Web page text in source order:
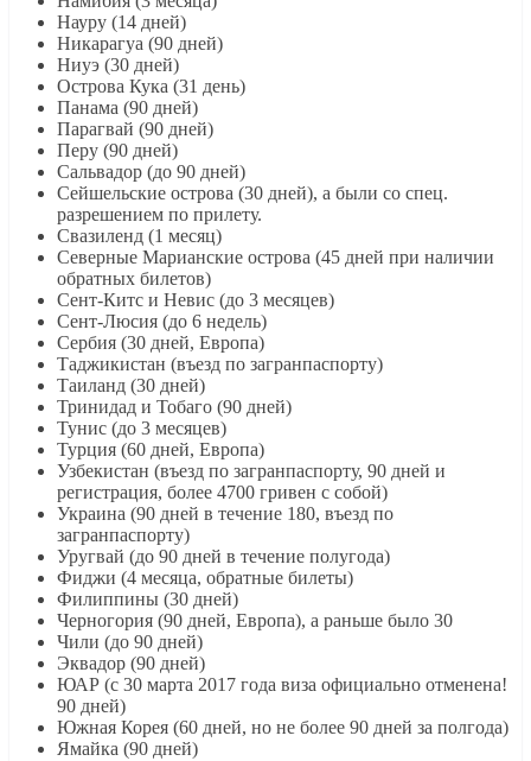
Науру (14 дней)
Никарагуа (90 дней)
Ниуэ (30 дней)
Острова Кука (31 день)
Панама (90 дней)
Парагвай (90 дней)
Перу (90 дней)
Сальвадор (до 90 дней)
Сейшельские острова (30 дней), а были со спец.
разрешением по прилету.
Свазиленд (1 месяц)
Северные Марианские острова (45 дней при наличии
обратных билетов)
Cент-Китс и Невис (до 3 месяцев)
Сент-Люсия (до 6 недель)
Сербия (30 дней, Европа)
Таджикистан (въезд по загранпаспорту)
Таиланд (30 дней)
Тринидад и Тобаго (90 дней)
Тунис (до 3 месяцев)
Турция (60 дней, Европа)
Узбекистан (въезд по загранпаспорту, 90 дней и
регистрация, более 4700 гривен с собой)
Украина (90 дней в течение 180, въезд по
загранпаспорту)
Уругвай (до 90 дней в течение полугода)
Фиджи (4 месяца, обратные билеты)
Филиппины (30 дней)
Черногория (90 дней, Европа), а раньше было 30
Чили (до 90 дней)
Эквадор (90 дней)
ЮАР (с 30 марта 2017 года виза официально отменена!
90 дней)
Южная Корея (60 дней, но не более 90 дней за полгода)
Ямайка (90 дней)